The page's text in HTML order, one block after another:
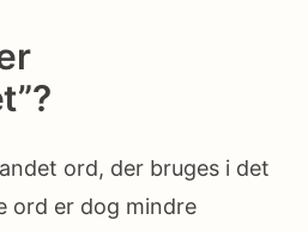
ord, der bruges i det
ord er dog mindre